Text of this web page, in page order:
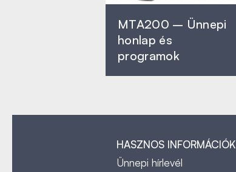
MTA200 – Ünnepi
honlap és
programok
HASZNOS INFORMÁCIÓK
Ünnepi hírlevél